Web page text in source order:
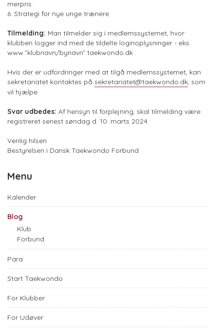
merpris.
6. Strategi for nye unge trænere
Tilmelding: Man tilmelder sig i medlemssystemet, hvor
klubben logger ind med de tildelte loginoplysninger - eks.
www.”klubnavn/bynavn”.taekwondo.dk
Hvis der er udfordringer med at tilgå medlemssystemet, kan
sekretariatet kontaktes på sekretariatet@taekwondo.dk, som
vil hjælpe.
Svar udbedes: Af hensyn til forplejning, skal tilmelding være
registreret senest søndag d. 10. marts 2024.
Venlig hilsen
Bestyrelsen i Dansk Taekwondo Forbund
Menu
Kalender
Blog
Klub
Forbund
Para
Start Taekwondo
For Klubber
For Udøver